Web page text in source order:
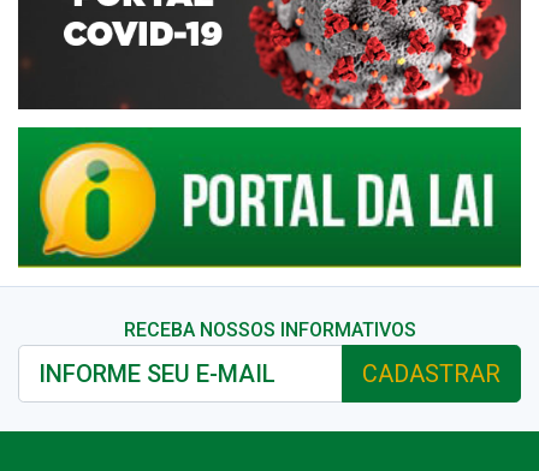
RECEBA NOSSOS INFORMATIVOS
CADASTRAR